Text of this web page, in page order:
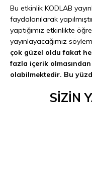
Bu etkinlik KODLAB
faydalanılarak
yaptığımız etkinlikte
yayınlayacağımız
çok güzel oldu fakat
fazla içerik
olabilmektedir. Bu
SİZİN